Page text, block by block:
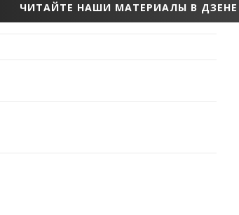
ЧИТАЙТЕ НАШИ МАТЕРИАЛЫ В ДЗЕНЕ